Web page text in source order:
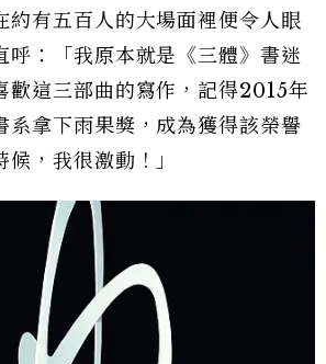
約有五百人的大場面裡便令人眼
呼：「我原本就是《三體》書迷
歡這三部曲的寫作，記得2015年
系拿下雨果獎，成為獲得該榮譽
，我很激動！」